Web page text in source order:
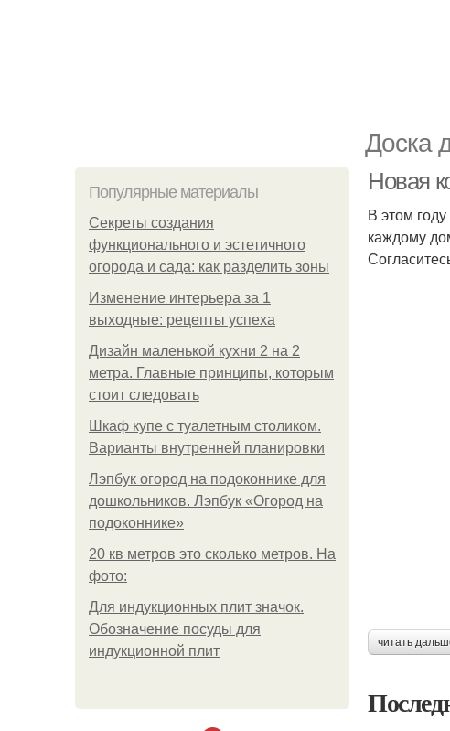
Доска
Популярные материалы
Секреты создания
функционального и эстетичного
огорода и сада: как разделить зоны
Изменение интерьера за 1
выходные: рецепты успеха
Дизайн маленькой кухни 2 на 2
метра. Главные принципы, которым
стоит следовать
Шкаф купе с туалетным столиком.
Варианты внутренней планировки
Лэпбук огород на подоконнике для
дошкольников. Лэпбук «Огород на
подоконнике»
20 кв метров это сколько метров. На
фото:
Для индукционных плит значок.
Обозначение посуды для
индукционной плит
Новая
В этом
каждому
читать